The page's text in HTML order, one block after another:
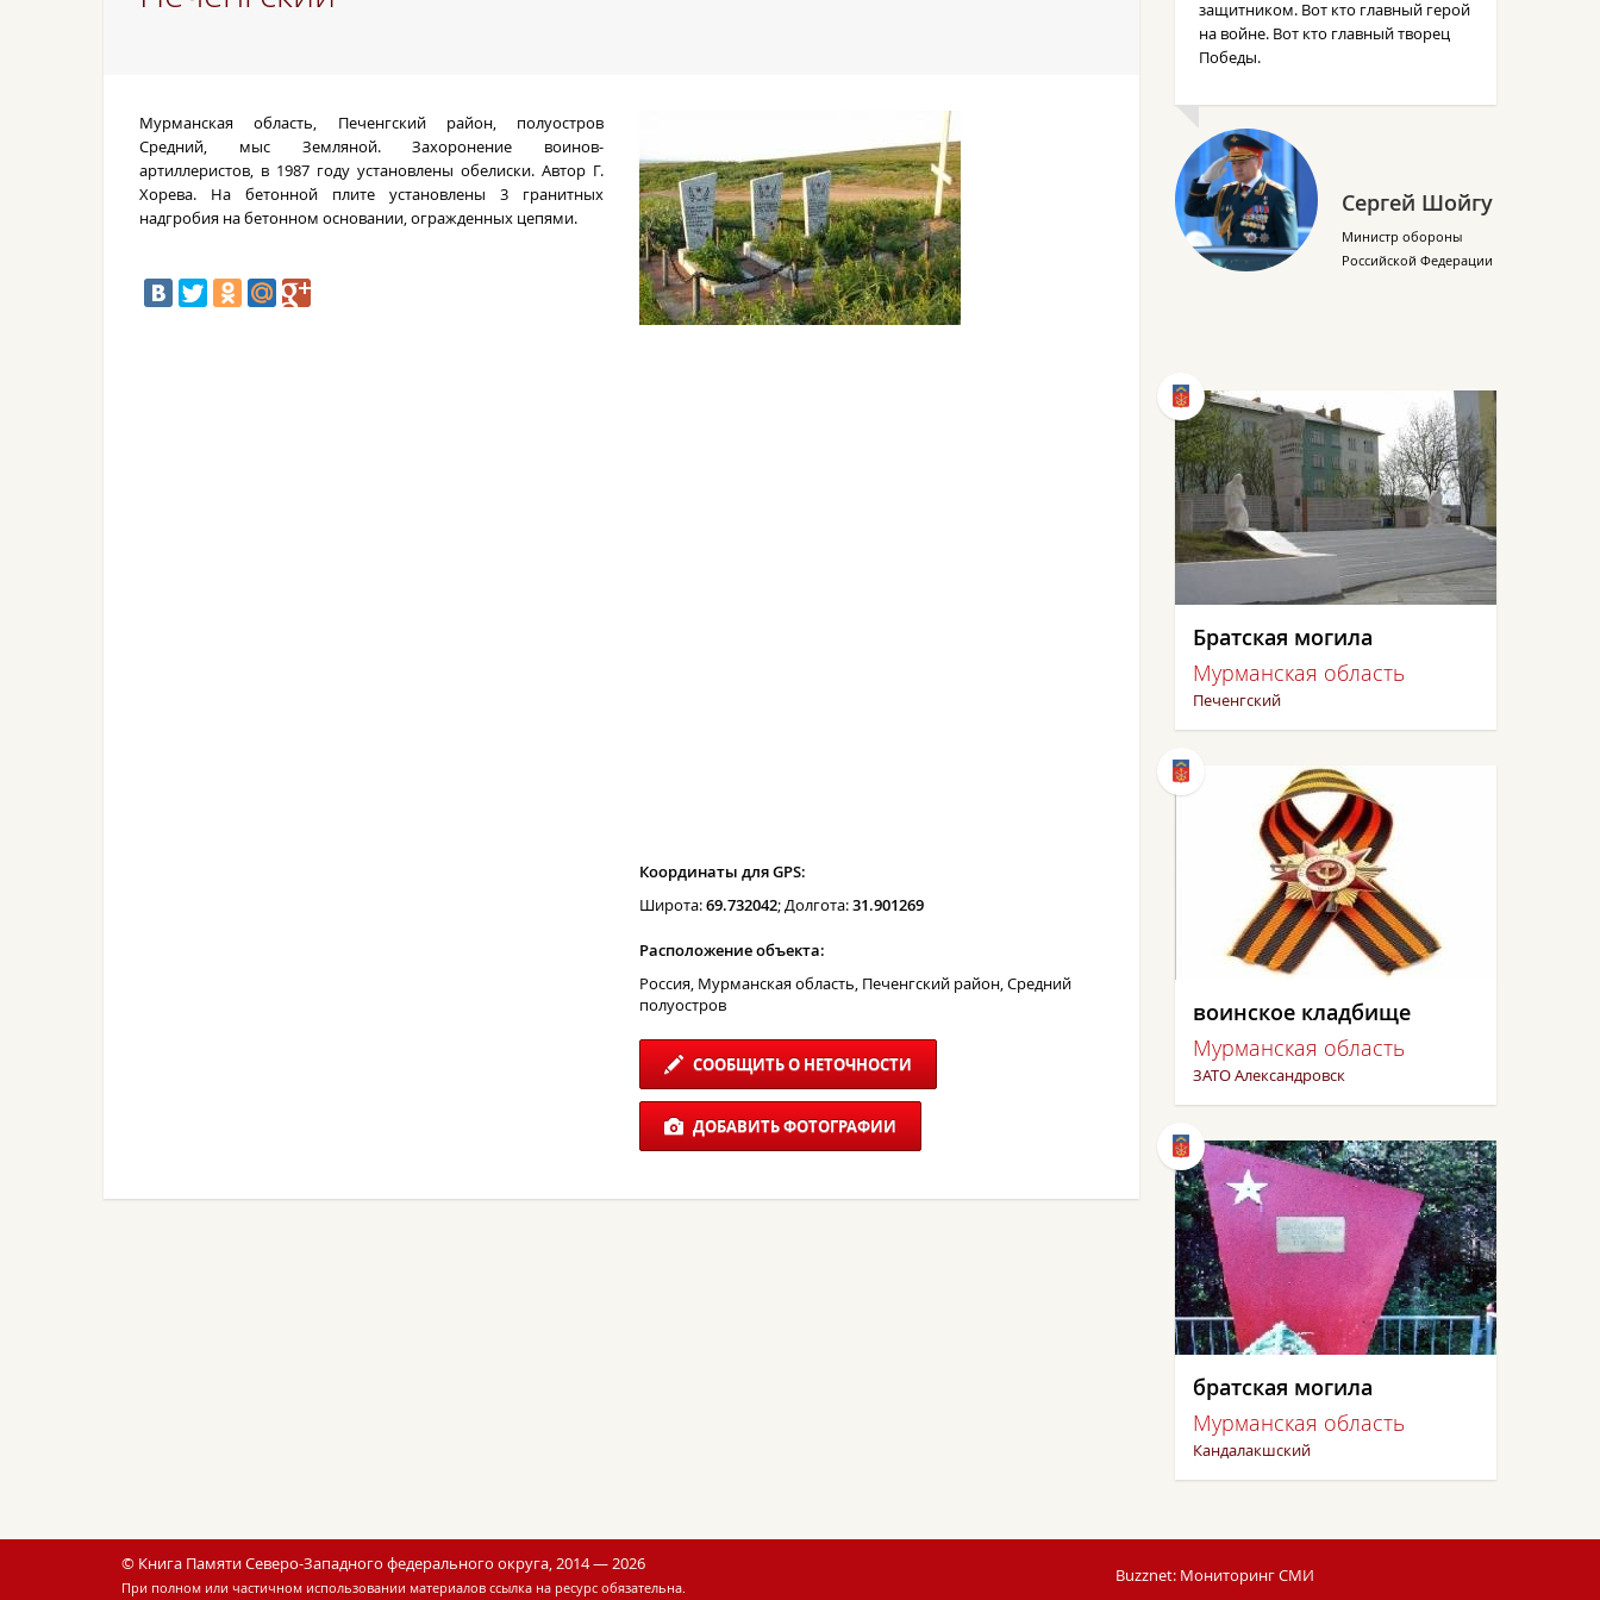
Мурманская область, Печенгский район, полуостров
Средний, мыс Земляной. Захоронение воинов-
артиллеристов, в 1987 году установлены обелиски. Автор Г.
Хорева. На бетонной плите установлены 3 гранитных
надгробия на бетонном основании, огражденных цепями.
Координаты для GPS:
Широта:69.732042; Долгота:31.901269
Расположение объекта:
Россия, Мурманская область, Печенгский район, Средний
полуостров
СООБЩИТЬ О НЕТОЧНОСТИ
ДОБАВИТЬ ФОТОГРАФИИ
защитником. Вот кто главный герой
на войне. Вот кто главный творец
Победы.
Сергей Шойгу
Министр обороны
Российской Федерации
Братская могила
Мурманская область
Печенгский
воинское кладбище
Мурманская область
ЗАТО Александровск
братская могила
Мурманская область
Кандалакшский
© Книга Памяти Северо-Западного федерального округа, 2014 — 2026
При полном или частичном использовании материалов ссылка на ресурс обязательна.
Buzznet: Мониторинг СМИ